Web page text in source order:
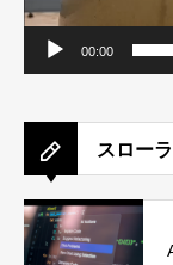
00:00
スロー